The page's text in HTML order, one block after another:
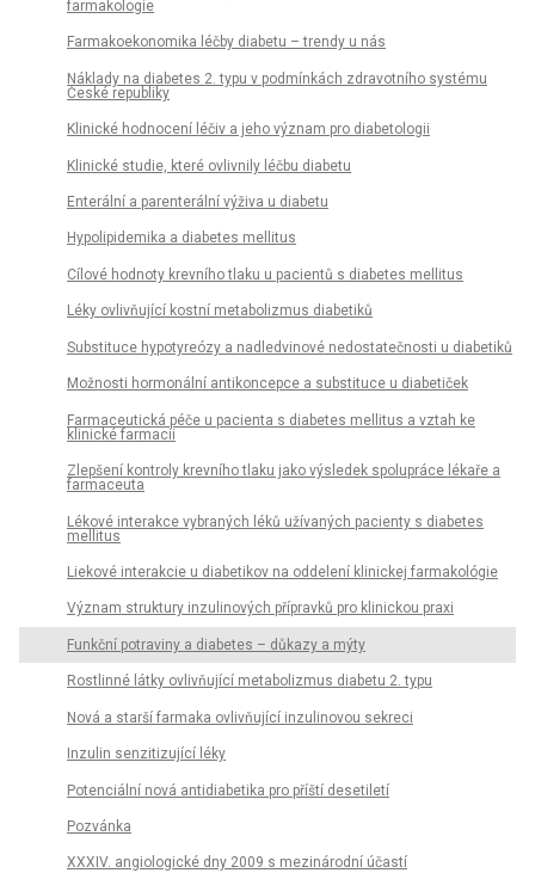
farmakologie
Farmakoekonomika léčby diabetu – trendy u nás
Náklady na diabetes 2. typu v podmínkách zdravotního sy­stému
České republiky
Klinické hodnocení léčiv a jeho význam pro diabetologii
Klinické studie, které ovlivnily léčbu diabetu
Enterální a parenterální výživa u diabetu
Hypolipidemika a diabetes mellitus
Cílové hodnoty krevního tlaku u pacientů s diabetes mellitus
Léky ovlivňující kostní metabolizmus diabetiků
Substituce hypotyreózy a nadledvinové nedostatečnosti u diabetiků
Možnosti hormonální antikoncepce a substituce u diabetiček
Farmaceutická péče u pacienta s diabetes mellitus a vztah ke
klinické farmacii
Zlepšení kontroly krevního tlaku jako výsledek spolupráce lékaře a
farmaceuta
Lékové interakce vybraných léků užívaných pacienty s diabetes
mellitus
Liekové interakcie u diabetikov na oddelení klinickej farmakológie
Význam struktury inzulinových přípravků pro klinickou praxi
Funkční potraviny a diabetes – důkazy a mýty
Rostlinné látky ovlivňující metabolizmus diabetu 2. typu
Nová a starší farmaka ovlivňující inzulinovou sekreci
Inzulin senzitizující léky
Potenciální nová antidiabetika pro příští desetiletí
Pozvánka
XXXIV. angiologické dny 2009 s mezinárodní účastí